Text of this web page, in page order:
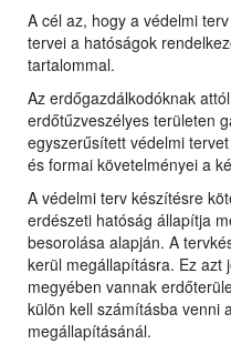
A cél az, hogy a védelmi
tervei a hatóságok
tartalommal.
Az erdőgazdálkodóknak
erdőtűzveszélyes területen
egyszerűsített védelmi
és formai követelményei a
A védelmi terv készítésre
erdészeti hatóság állapítja
besorolása alapján. A
kerül megállapításra. Ez azt
megyében vannak
külön kell számításba venni
megállapításánál.